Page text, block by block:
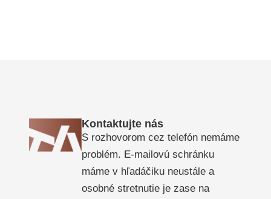
Kontaktujte nás
S rozhovorom cez telefón nemáme
problém. E-mailovú schránku
máme v hľadáčiku neustále a
osobné stretnutie je zase na